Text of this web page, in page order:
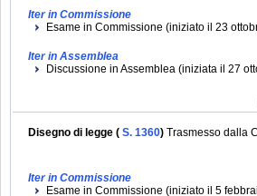
Iter in Commissione
Esame in Commissione (iniziato il 23
Iter in Assemblea
Discussione in Assemblea (iniziata il 27
Disegno di legge ( S. 1360) Trasmesso dalla
Iter in Commissione
Esame in Commissione (iniziato il 5